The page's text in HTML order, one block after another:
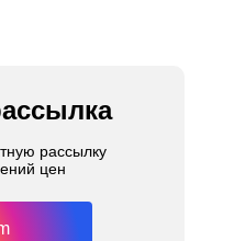
рассылку
цен